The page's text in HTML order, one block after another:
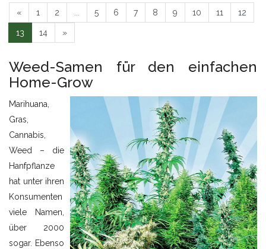
« 1 2 5 6 7 8 9 10 11 12
13 14 »
Weed-Samen für den einfachen
Home-Grow
Marihuana,
Gras,
Cannabis,
Weed – die
Hanfpflanze
hat unter ihren
Konsumenten
viele Namen,
über 2000
sogar. Ebenso